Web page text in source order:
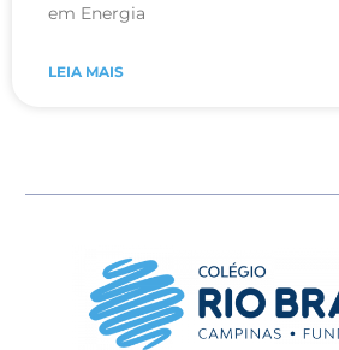
em Energia
LEIA MAIS